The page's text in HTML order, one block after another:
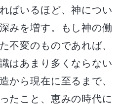
ばいるほど、神につい
みを増す。もし神の働
不変のものであれば、
はあまり多くならない
から現在に至るまで、
たこと、恵みの時代に